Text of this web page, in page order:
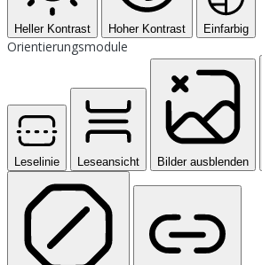
Heller Kontrast Hoher Kontrast Einfarbig
Orientierungsmodule
Leselinie Leseansicht Bilder ausblenden